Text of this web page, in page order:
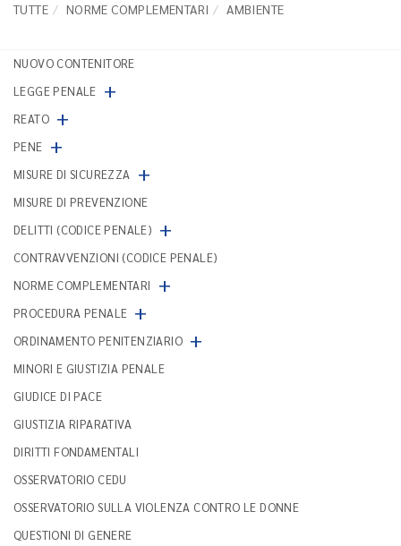
TUTTE NORME COMPLEMENTARI AMBIENTE
NUOVO CONTENITORE
LEGGE PENALE +
REATO +
PENE +
MISURE DI SICUREZZA +
MISURE DI PREVENZIONE
DELITTI (CODICE PENALE) +
CONTRAVVENZIONI (CODICE PENALE)
NORME COMPLEMENTARI
+
PROCEDURA PENALE +
ORDINAMENTO PENITENZIARIO +
MINORI E GIUSTIZIA PENALE
GIUDICE DI PACE
GIUSTIZIA RIPARATIVA
DIRITTI FONDAMENTALI
OSSERVATORIO CEDU
OSSERVATORIO SULLA VIOLENZA CONTRO LE DONNE
QUESTIONI DI GENERE